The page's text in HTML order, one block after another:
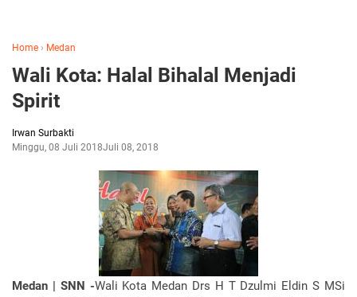
Home › Medan
Wali Kota: Halal Bihalal Menjadi
Spirit
Irwan Surbakti
Minggu, 08 Juli 2018Juli 08, 2018
Medan | SNN -Wali Kota Medan Drs H T Dzulmi Eldin S MSi